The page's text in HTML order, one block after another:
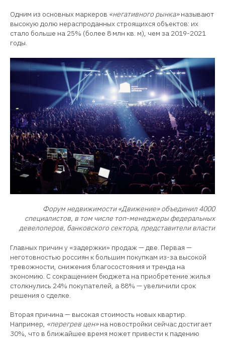
Одним из основных маркеров «негативного рынка»называют
высокую долю нераспроданных строящихся объектов: их
стало больше на 25% (более 8 млн кв. м), чем за 2019-2021
годы.
Форум недвижимости «Движение» объединил 4000
специалистов, в том числе топ-менеджеры федеральных
девелоперов, банковского сектора, представители власти
Главных причин у «задержки» продаж — две. Первая —
неготовностью россиян к большим покупкам из-за высокой
тревожности, снижения благосостояния и тренда на
экономию. С сокращением бюджета на приобретение жилья
столкнулись 24% покупателей, а 88% — увеличили срок
решения о сделке.
Вторая причина — высокая стоимость новых квартир.
Например, «перегрев цен»на новостройки сейчас достигает
30%, что в ближайшее время может привести к падению